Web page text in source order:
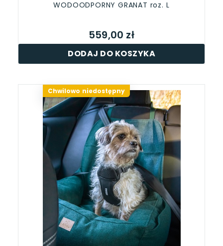
WODOODPORNY GRANAT roz. L
559,00 zł
DODAJ DO KOSZYKA
Chwilowo niedostępny